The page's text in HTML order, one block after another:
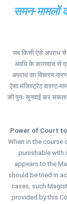
समन-मामलों
जब किसी ऐसे अपराध से
अवधि के कारावास से
अपराध का विचारण
ऐसा मजिस्ट्रेट वारण्ट-
की पुनः सुनवाई कर सकता
Power of Court
When in the course
punishable with
appears to the
should be tried in
cases, such
provided by this